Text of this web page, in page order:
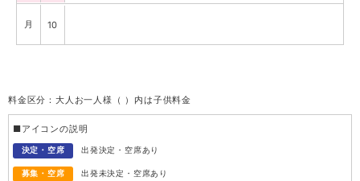
月 10
12
木 13
料金区分：大人お一人様（ ）内は子供料金
■アイコンの説明
決定・空席 出発決定・空席あり
募集・空席 出発未決定・空席あり